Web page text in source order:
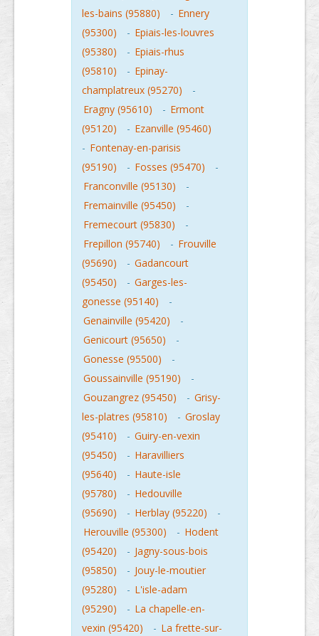
les-bains (95880)
- Ennery
(95300)
- Epiais-les-louvres
(95380)
- Epiais-rhus
(95810)
- Epinay-
champlatreux (95270)
-
Eragny (95610)
- Ermont
(95120)
- Ezanville (95460)
- Fontenay-en-parisis
(95190)
- Fosses (95470)
-
Franconville (95130)
-
Fremainville (95450)
-
Fremecourt (95830)
-
Frepillon (95740)
- Frouville
(95690)
- Gadancourt
(95450)
- Garges-les-
gonesse (95140)
-
Genainville (95420)
-
Genicourt (95650)
-
Gonesse (95500)
-
Goussainville (95190)
-
Gouzangrez (95450)
- Grisy-
les-platres (95810)
- Groslay
(95410)
- Guiry-en-vexin
(95450)
- Haravilliers
(95640)
- Haute-isle
(95780)
- Hedouville
(95690)
- Herblay (95220)
-
Herouville (95300)
- Hodent
(95420)
- Jagny-sous-bois
(95850)
- Jouy-le-moutier
(95280)
- L'isle-adam
(95290)
- La chapelle-en-
vexin (95420)
- La frette-sur-